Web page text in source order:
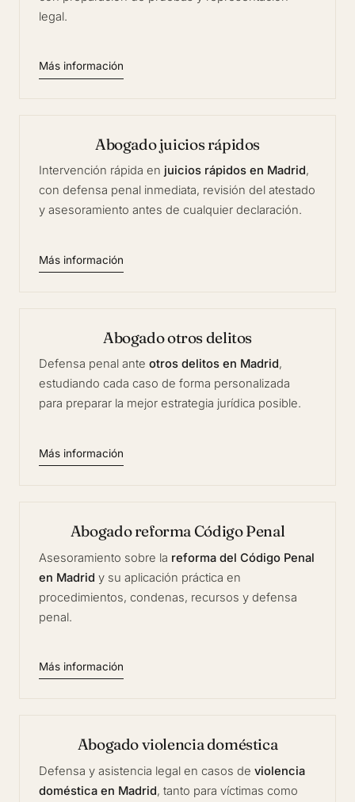
legal.
Más información
Abogado juicios rápidos
Intervención rápida en juicios rápidos en Madrid,
con defensa penal inmediata, revisión del atestado
y asesoramiento antes de cualquier declaración.
Más información
Abogado otros delitos
Defensa penal ante otros delitos en Madrid,
estudiando cada caso de forma personalizada
para preparar la mejor estrategia jurídica posible.
Más información
Abogado reforma Código Penal
Asesoramiento sobre la reforma del Código Penal
en Madrid y su aplicación práctica en
procedimientos, condenas, recursos y defensa
penal.
Más información
Abogado violencia doméstica
Defensa y asistencia legal en casos de violencia
doméstica en Madrid, tanto para víctimas como